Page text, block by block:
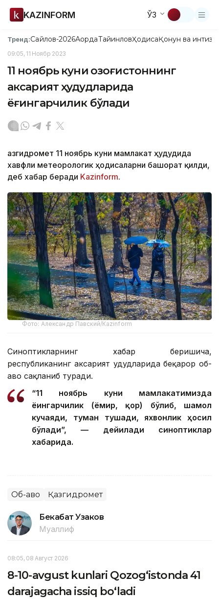
KAZINFORM ЎЗ
Тренд:Сайлов-2026АқордаТайинловҲодисаҚонун ва
09:05, 11 Ноябр 2023
11 ноябрь куни Қозоғистоннинг
аксарият ҳудудларида
ёғингарчилик бўлади
Қазгидромет 11 ноябрь куни мамлакат ҳудудида
хавфли метеорологик ҳодисаларни башорат қилди,
деб хабар беради Kazinform.
Фото: Александр Павский/Каzinform
Синоптикларнинг хабар беришича,
республиканинг аксарият ҳудудларида беқарор об-
ҳаво сақланиб туради.
“11 ноябрь куни мамлакатимизда
ёғингарчилик (ёмғир, қор) бўлиб, шамол
кучаяди, туман тушади, яхвонлик ҳосил
бўлади”, — дейилади синоптиклар
хабарида.
Об-ҳаво Қазгидромет
Бекабат Узаков
Муаллиф
08:05, 08 Август 2026
8-10-avgust kunlari Qozog‘istonda 41
darajagacha issiq bo‘ladi